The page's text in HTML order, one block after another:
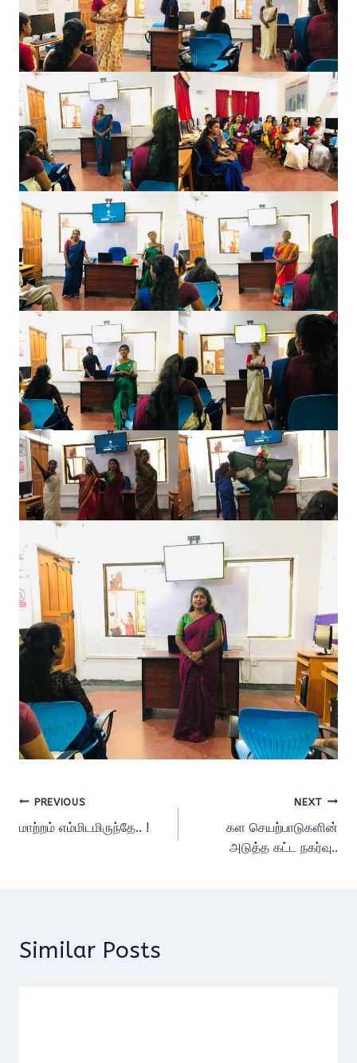
Post
navigation
PREVIOUS
மாற்றம் எம்மிடமிருந்தே.. !
NEXT
கள செயற்பாடுகளின்
அடுத்த கட்ட நகர்வு..
Similar Posts